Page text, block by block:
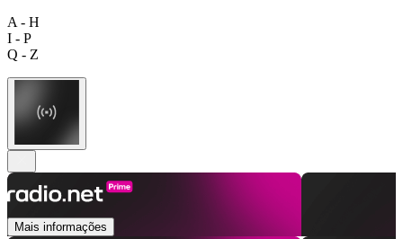
A - H
I - P
Q - Z
Mais informações